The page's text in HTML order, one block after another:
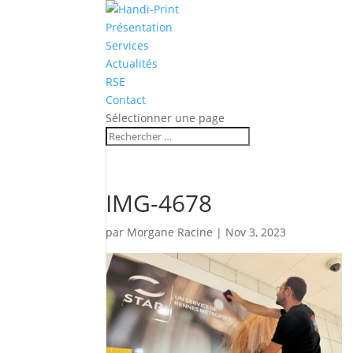
Présentation
Services
Actualités
RSE
Contact
Sélectionner une page
IMG-4678
par Morgane Racine | Nov 3, 2023